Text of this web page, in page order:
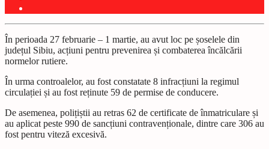
În perioada 27 februarie – 1 martie, au avut loc pe șoselele din
județul Sibiu, acțiuni pentru prevenirea și combaterea încălcării
normelor rutiere.
În urma controalelor, au fost constatate 8 infracțiuni la regimul
circulației și au fost reținute 59 de permise de conducere.
De asemenea, polițiștii au retras 62 de certificate de înmatriculare și
au aplicat peste 990 de sancțiuni contravenționale, dintre care 306 au
fost pentru viteză excesivă.